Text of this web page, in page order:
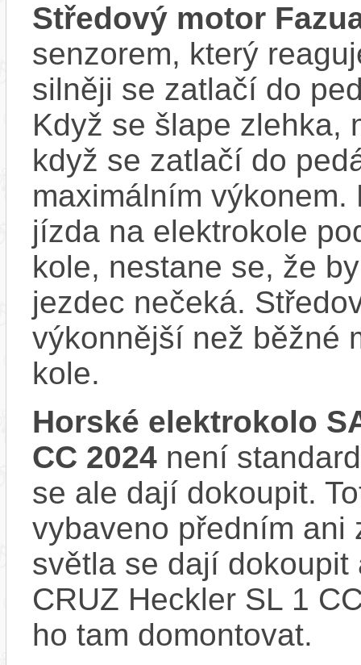
Středový motor
senzorem, který
silněji se zatlačí do
Když se šlape zlehka,
když se zatlačí do
maximálním
jízda na elektrokole
kole, nestane se, že
jezdec nečeká.
výkonnější než běžné
kole.
Horské elektrokolo
CC 2024 není
se ale dají dokoupit.
vybaveno předním ani
světla se dají dokoupit
CRUZ Heckler SL 1
ho tam domontovat.